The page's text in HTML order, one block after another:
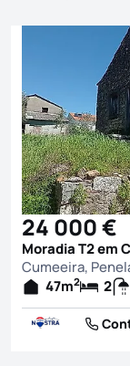
24 000 €
Moradia T2 em
Cumeeira,
47m2 2